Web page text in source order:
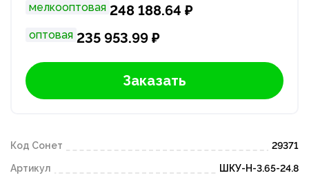
мелкооптовая 248 188.64 ₽
оптовая 235 953.99 ₽
Заказать
Код Сонет 29371
Артикул ШКУ-Н-3.65-24.8